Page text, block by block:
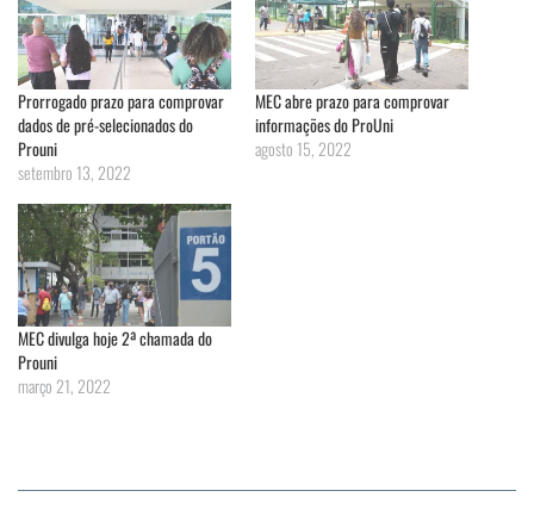
Prorrogado prazo para comprovar
dados de pré-selecionados do
Prouni
setembro 13, 2022
MEC abre prazo para comprovar
informações do ProUni
agosto 15, 2022
MEC divulga hoje 2ª chamada do
Prouni
março 21, 2022